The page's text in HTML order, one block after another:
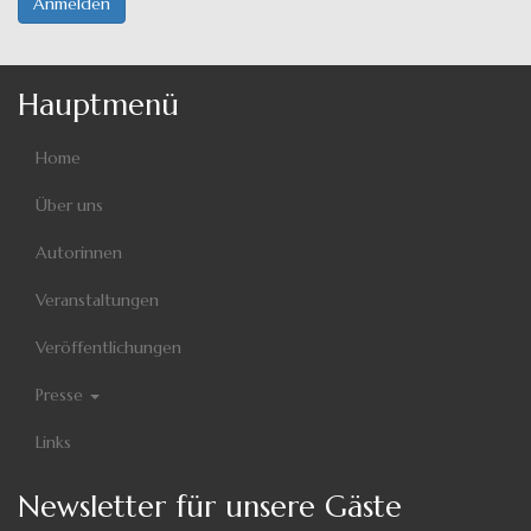
Hauptmenü
Home
Über uns
Autorinnen
Veranstaltungen
Veröffentlichungen
Presse
Links
Newsletter für unsere Gäste